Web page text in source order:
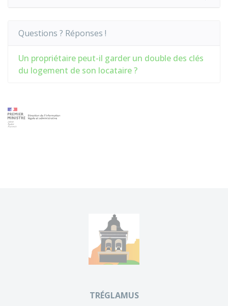
Questions ? Réponses !
Un propriétaire peut-il garder un double des clés
du logement de son locataire ?
TRÉGLAMUS